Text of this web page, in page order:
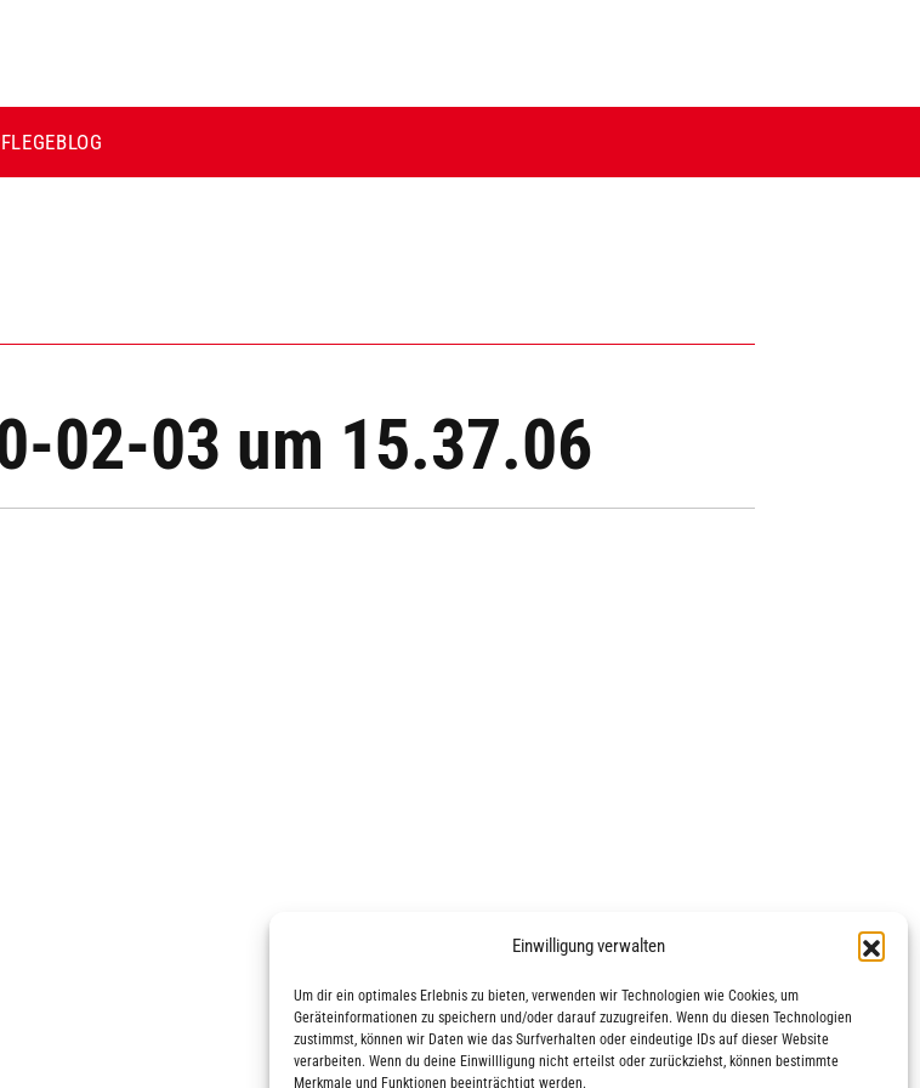
Einwilligung verwalten
Um dir ein optimales Erlebnis zu bieten, verwenden wir Technologien wie Cookies, um
Geräteinformationen zu speichern und/oder darauf zuzugreifen. Wenn du diesen Technologien
zustimmst, können wir Daten wie das Surfverhalten oder eindeutige IDs auf dieser Website
verarbeiten. Wenn du deine Einwillligung nicht erteilst oder zurückziehst, können bestimmte
Merkmale und Funktionen beeinträchtigt werden.
02-03 um 15.37.06